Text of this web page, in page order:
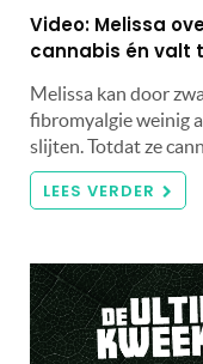
Video: Melissa
cannabis én valt
Melissa kan door
fibromyalgie weinig
slijten. Totdat ze
LEES VERDER